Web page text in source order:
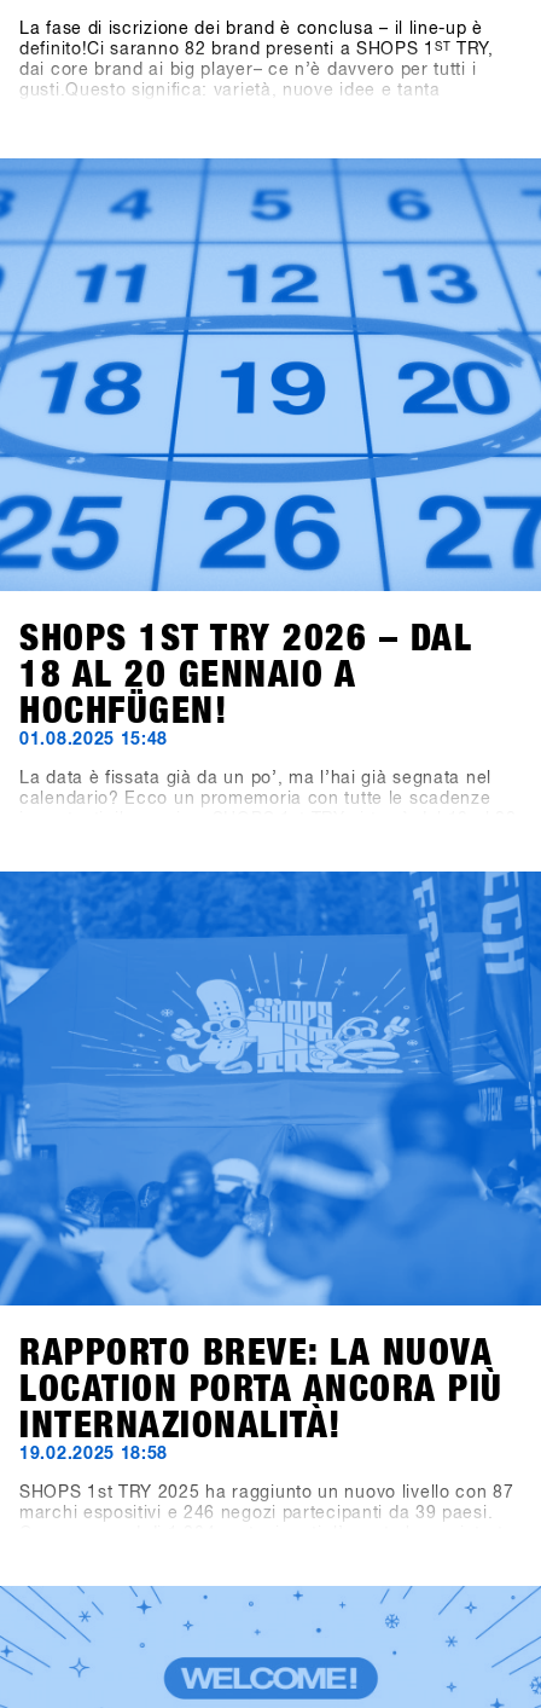
La fase di iscrizione dei brand è conclusa – il line-up è
definito!Ci saranno 82 brand presenti a SHOPS 1 ST
TRY,
dai core brand ai big player– ce n’è davvero per tutti i
gusti.Questo significa: varietà, nuove idee e tanta
SHOPS 1ST TRY 2026 – DAL
18 AL 20 GENNAIO A
HOCHFÜGEN!
01.08.2025 15:48
La data è fissata già da un po’, ma l’hai già segnata nel
calendario? Ecco un promemoria con tutte le scadenze
settembre 2025, mentre la registrazione per i negozi aprirà
il 7 novembre 2025.Un consiglio per tutti i negozi:
iscrivetevi entro le prime tre settimane per approfittare
dell’Early Bird Package con 2×2 lift pass di due giorni e
voucher per bevande per due membri del vostro team.
Offerta valida per tutte le iscrizioni entro il 28 novembre
2025.Good times con shredding, check, confronto e high-
five – il meeting business più rilassato dell’anno da non
perdere. Ci vediamo a Hochfügen!
RAPPORTO BREVE: LA NUOVA
LOCATION PORTA ANCORA PIÙ
INTERNAZIONALITÀ!
19.02.2025 18:58
SHOPS 1st TRY 2025 ha raggiunto un nuovo livello con 87
marchi espositivi e 246 negozi partecipanti da 39 paesi.
noleggi demo. In sintesi, Hochfügen come nuova location
ha offerto le condizioni ideali per il più grande evento B2B
mondiale dell’industria dello snowboard.Rivivi i momenti
migliori: scorri tra i highlights e le foto top del 2025 e dai
uno sguardo alla storia di SHOPS 1st TRY. Un grande
grazie a tutti i negozi, marchi, media e partner per aver